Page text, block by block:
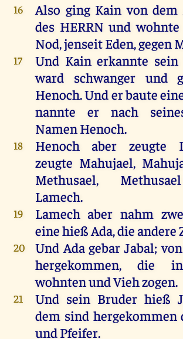
16 Also ging Kain vondem
des HERRN undwohnte
Nod,jenseitEden, gegen
17 Und Kain erkannte
ward schwangerund
Henoch. Und erbaute
nannte
ernach
NamenHenoch.
18 Henochaber zeugte
zeugte Mahujael,
Methusael, Methusael
Lamech.
19 Lamechaber nahm
einehießAda,dieandere
20 Und Ada gebar Jabal;
hergekommen, die
wohntenundViehzogen.
21 Und sein Bruder hieß
dem sind hergekommen
undPfeifer.